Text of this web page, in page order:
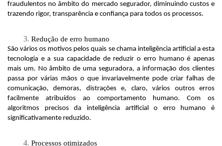
fraudulentos no âmbito do mercado segurador, diminuindo custos e
trazendo rigor, transparência e confiança para todos os processos.
Redução de erro humano
São vários os motivos pelos quais se chama inteligência artificial a esta
tecnologia e a sua capacidade de reduzir o erro humano é apenas
mais um. No âmbito de uma seguradora, a informação dos clientes
passa por várias mãos o que invariavelmente pode criar falhas de
comunicação, demoras, distrações e, claro, vários outros erros
facilmente atribuídos ao comportamento humano. Com os
algoritmos precisos da inteligência artificial o erro humano é
significativamente reduzido.
Processos otimizados